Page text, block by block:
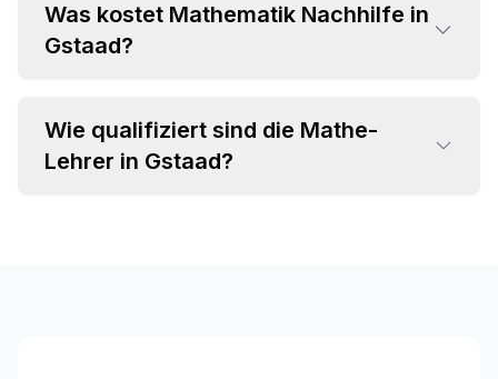
• Grundrechenarten und Bruchrechnung
•
Analysis und Differentialrechnung
Was kostet Mathematik Nachhilfe in
Gstaad?
• Einzelstunden ab CHF 35 pro Stunde
• Attraktive Paketpreise verfügbar
Wie qualifiziert sind die Mathe-
Lehrer in Gstaad?